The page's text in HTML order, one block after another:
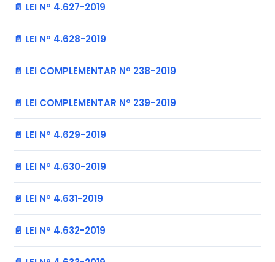
📄 LEI Nº 4.627-2019
📄 LEI Nº 4.628-2019
📄 LEI COMPLEMENTAR Nº 238-2019
📄 LEI COMPLEMENTAR Nº 239-2019
📄 LEI Nº 4.629-2019
📄 LEI Nº 4.630-2019
📄 LEI Nº 4.631-2019
📄 LEI Nº 4.632-2019